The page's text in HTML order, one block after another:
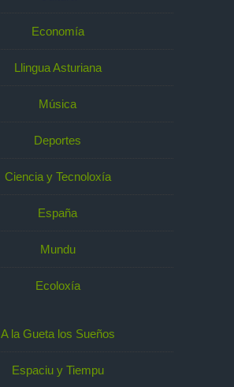
Economía
Llingua Asturiana
Música
Deportes
Ciencia y Tecnoloxía
España
Mundu
Ecoloxía
A la Gueta los Sueños
Espaciu y Tiempu